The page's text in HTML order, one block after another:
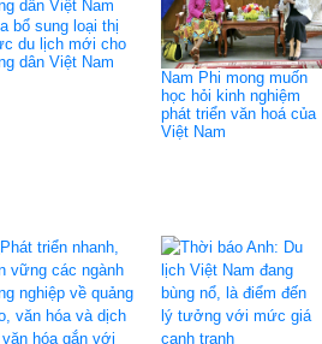
bổ sung loại thị
du lịch mới cho
dân Việt Nam
Nam Phi mong muốn
học hỏi kinh nghiệm
phát triển văn hoá của
Việt Nam